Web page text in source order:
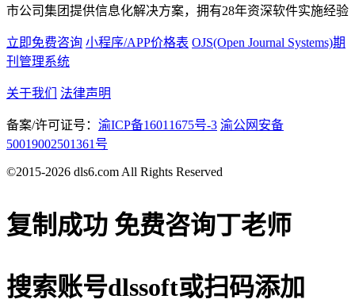
市公司集团提供信息化解决方案，拥有28年资深软件实施经验
立即免费咨询 小程序/APP价格表 OJS(Open Journal Systems)期
刊管理系统
关于我们 法律声明
备案/许可证号： 渝ICP备16011675号-3 渝公网安备
50019002501361号
©2015-2026 dls6.com All Rights Reserved
复制成功 免费咨询丁老师
搜索账号dlssoft或扫码添加